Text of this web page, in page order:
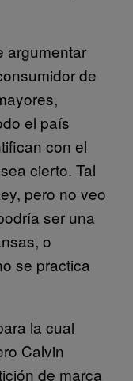
argumentar
de
el país
con el
cierto. Tal
pero no veo
ser una
o
se practica
la cual
Calvin
de marca